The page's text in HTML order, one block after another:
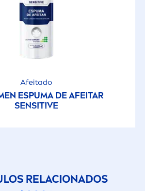
Afeitado
ESPUMA DE AFEITAR
SENSITIVE
RELACIONADOS